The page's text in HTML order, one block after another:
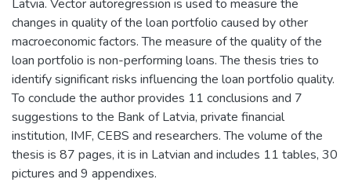
Latvia. Vector autoregression is used to measure the
changes in quality of the loan portfolio caused by other
macroeconomic factors. The measure of the quality of the
loan portfolio is non-performing loans. The thesis tries to
identify significant risks influencing the loan portfolio quality.
To conclude the author provides 11 conclusions and 7
suggestions to the Bank of Latvia, private financial
institution, IMF, CEBS and researchers. The volume of the
thesis is 87 pages, it is in Latvian and includes 11 tables, 30
pictures and 9 appendixes.